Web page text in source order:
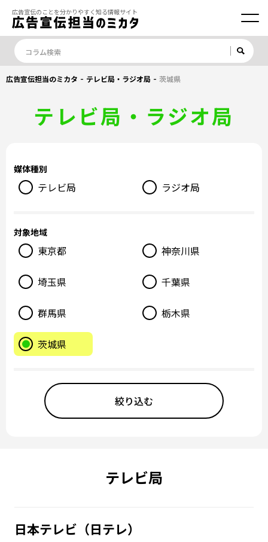
広告宣伝のことを分かりやすく知る情報サイト
広告宣伝担当のミカタ - テレビ局・ラジオ局 - 茨城県
テレビ局・ラジオ局
媒体種別
テレビ局 ラジオ局
対象地域
東京都 神奈川県
埼玉県 千葉県
群馬県 栃木県
茨城県
テレビ局
日本テレビ（日テレ）